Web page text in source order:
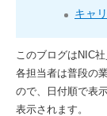
キャ
このブログはNIC
各担当者は普段の
ので、日付順で表
表示されます。